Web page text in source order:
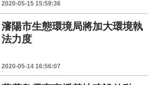
2020-05-15 15:59:36
瀋陽市生態環境局將加大環境執
法力度
2020-05-14 16:56:07